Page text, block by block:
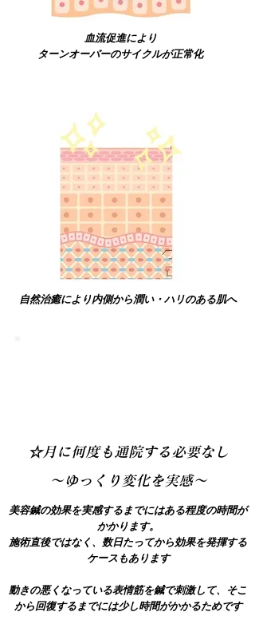
血流促進により
ターンオーバーのサイクルが正常化
自然治癒により内側から潤い・ハリのある肌へ
☆月に何度も通院する必要なし
～ゆっくり変化を実感～
​美容鍼の効果を実感するまでにはある程度の時間が
かかります。
施術直後ではなく、数日たってから効果を発揮する
ケースもあります
動きの悪くなっている表情筋を鍼で刺激して、そこ
から回復するまでには少し時間がかかるためです